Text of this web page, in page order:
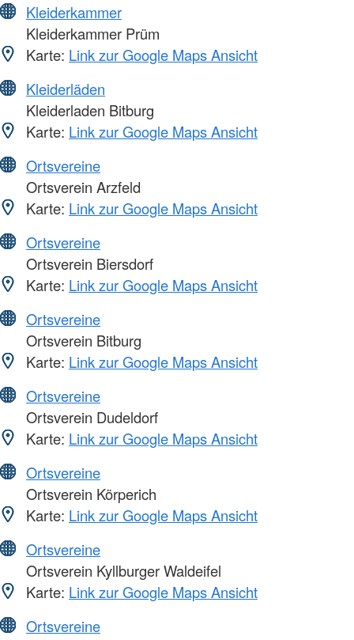
Kleiderkammer
Kleiderkammer Prüm
Karte: Link zur Google Maps Ansicht
Kleiderläden
Kleiderladen Bitburg
Karte: Link zur Google Maps Ansicht
Ortsvereine
Ortsverein Arzfeld
Karte: Link zur Google Maps Ansicht
Ortsvereine
Ortsverein Biersdorf
Karte: Link zur Google Maps Ansicht
Ortsvereine
Ortsverein Bitburg
Karte: Link zur Google Maps Ansicht
Ortsvereine
Ortsverein Dudeldorf
Karte: Link zur Google Maps Ansicht
Ortsvereine
Ortsverein Körperich
Karte: Link zur Google Maps Ansicht
Ortsvereine
Ortsverein Kyllburger Waldeifel
Karte: Link zur Google Maps Ansicht
Ortsvereine